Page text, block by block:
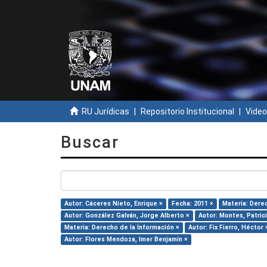
RU Jurídicas Repositorio Institucional
Buscar
Autor: Cáceres Nieto, Enrique × Fecha: 2011 ×
Materia:
Autor: González Galván, Jorge Alberto ×
Autor: Montes,
Materia: Derecho de la Información ×
Autor: Fix Fierro, Héctor
Autor: Flores Mendoza, Imer Benjamín ×